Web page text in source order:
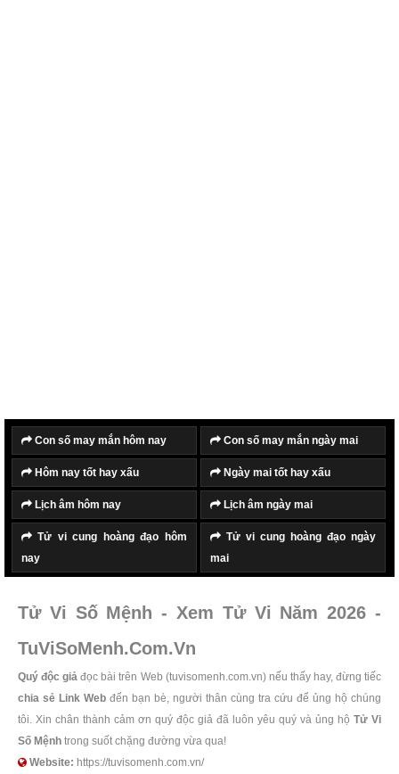
Con số may mắn hôm nay Con số may mắn ngày mai
Hôm nay tốt hay xấu Ngày mai tốt hay xấu
Lịch âm hôm nay Lịch âm ngày mai
Tử vi cung hoàng đạo hôm
nay
Tử vi cung hoàng đạo ngày
mai
Tử Vi Số Mệnh - Xem Tử Vi Năm 2026 -
TuViSoMenh.Com.Vn
Quý độc giả đọc bài trên Web (tuvisomenh.com.vn) nếu thấy hay, đừng tiếc
chia sẻ Link Web đến bạn bè, người thân cùng tra cứu để ủng hộ chúng
tôi. Xin chân thành cảm ơn quý độc giả đã luôn yêu quý và ủng hộ Tử Vi
Số Mệnh trong suốt chặng đường vừa qua!
Website: https://tuvisomenh.com.vn/